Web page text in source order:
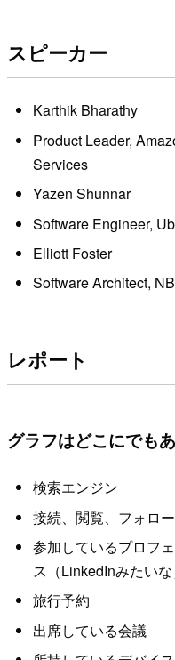
スピーカー
Karthik Bharathy
Product Leader,
Services
Yazen Shunnar
Software Engineer,
Elliott Foster
Software Architect,
レポート
グラフはどこにでも
検索エンジン
接続、閲覧、フォロ
参加しているプロフ
ス（LinkedInみたいな
旅行予約
出席している会議